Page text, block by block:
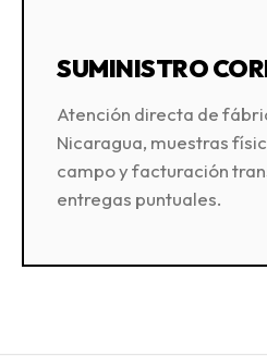
SUMINISTRO
Atención directa de
Nicaragua, muestras
campo y facturación
entregas puntuales.